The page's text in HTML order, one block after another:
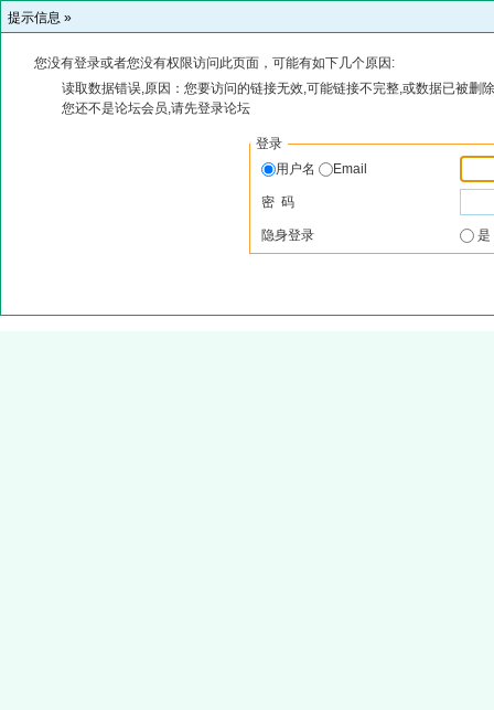
提示信息 »
您没有登录或者您没有权限访问此页面，可能有如下几个原因:
读取数据错误,原因：您要访问的链接无效,可能链接不完整,或数据已被删
您还不是论坛会员,请先登录论坛
登录
用户名
Email
密 码
隐身登录